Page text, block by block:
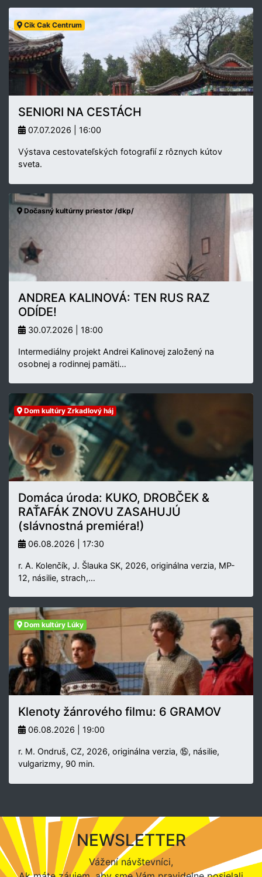
Cik Cak Centrum
SENIORI NA CESTÁCH
07.07.2026 | 16:00
Výstava cestovateľských fotografií z rôznych kútov
sveta.
Dočasný kultúrny priestor /dkp/
ANDREA KALINOVÁ: TEN RUS RAZ
ODÍDE!
30.07.2026 | 18:00
Intermediálny projekt Andrei Kalinovej založený na
osobnej a rodinnej pamäti…
Dom kultúry Zrkadlový háj
Domáca úroda: KUKO, DROBČEK &
RAŤAFÁK ZNOVU ZASAHUJÚ
(slávnostná premiéra!)
06.08.2026 | 17:30
r. A. Kolenčík, J. Šlauka SK, 2026, originálna verzia, MP-
12, násilie, strach,…
Dom kultúry Lúky
Klenoty žánrového filmu: 6 GRAMOV
06.08.2026 | 19:00
r. M. Ondruš, CZ, 2026, originálna verzia, ⑮, násilie,
vulgarizmy, 90 min.
NEWSLETTER
Vážení návštevníci,